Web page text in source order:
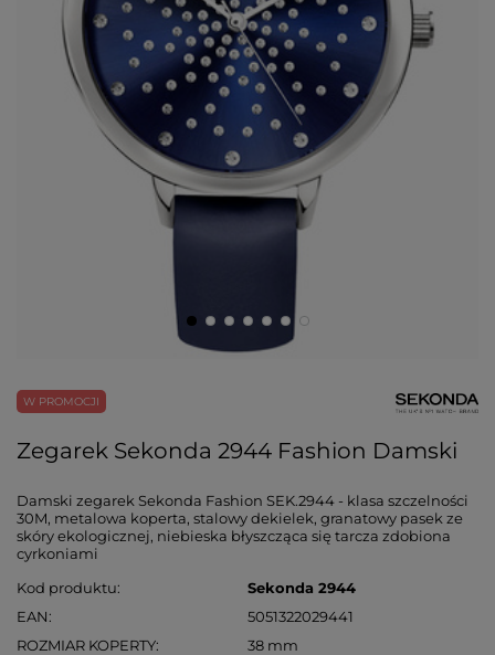
W PROMOCJI
Zegarek Sekonda 2944 Fashion Damski
Damski zegarek Sekonda Fashion SEK.2944 - klasa szczelności
30M, metalowa koperta, stalowy dekielek, granatowy pasek ze
skóry ekologicznej, niebieska błyszcząca się tarcza zdobiona
cyrkoniami
Kod produktu
Sekonda 2944
EAN
5051322029441
ROZMIAR KOPERTY
38 mm